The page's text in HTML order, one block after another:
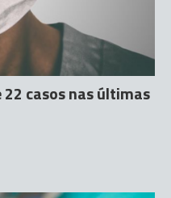
casos nas últimas